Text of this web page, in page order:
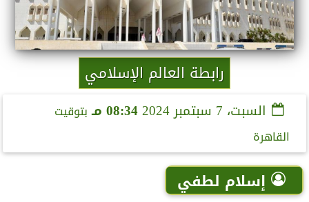
رابطة العالم الإسلامي
السبت، 7 سبتمبر 2024 08:34 مـ
بتوقيت
القاهرة
إسلام لطفي